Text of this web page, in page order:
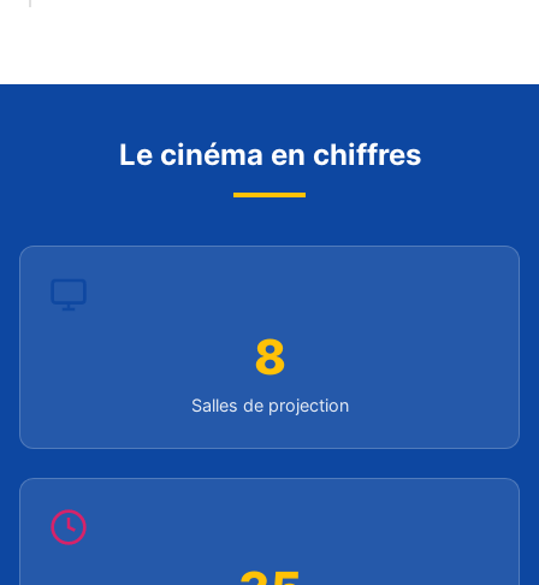
Le cinéma en chiffres
8
Salles de projection